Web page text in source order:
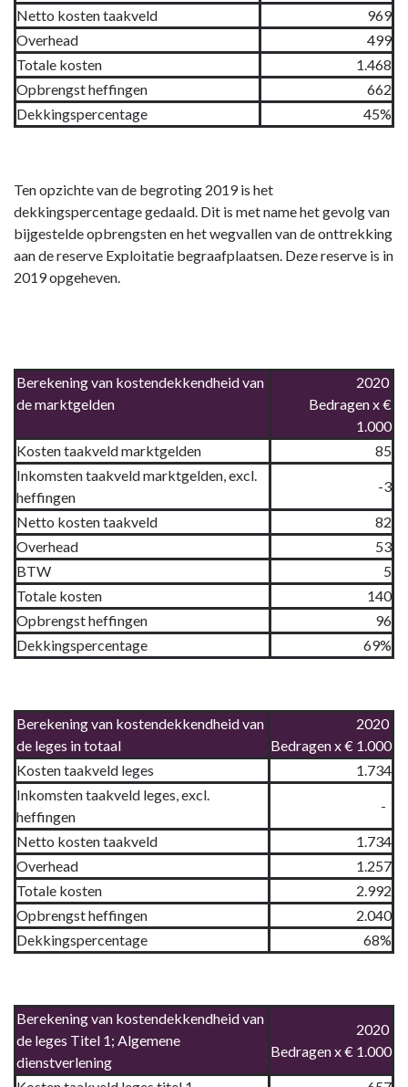
Netto kosten taakveld
969
Overhead
499
Totale kosten
1.468
Opbrengst heffingen
662
Dekkingspercentage
45%
Ten opzichte van de begroting 2019 is het
dekkingspercentage gedaald. Dit is met name het gevolg van
bijgestelde opbrengsten en het wegvallen van de onttrekking
aan de reserve Exploitatie begraafplaatsen. Deze reserve is in
2019 opgeheven.
Berekening van kostendekkendheid van
de marktgelden
2020
Bedragen x €
1.000
Kosten taakveld marktgelden
85
Inkomsten taakveld marktgelden, excl.
heffingen
-3
Netto kosten taakveld
82
Overhead
53
BTW
5
Totale kosten
140
Opbrengst heffingen
96
Dekkingspercentage
69%
Berekening van kostendekkendheid van
de leges in totaal
2020
Bedragen x € 1.000
Kosten taakveld leges
1.734
Inkomsten taakveld leges, excl.
heffingen
-
Netto kosten taakveld
1.734
Overhead
1.257
Totale kosten
2.992
Opbrengst heffingen
2.040
Dekkingspercentage
68%
Berekening van kostendekkendheid van
de leges Titel 1; Algemene
dienstverlening
2020
Bedragen x € 1.000